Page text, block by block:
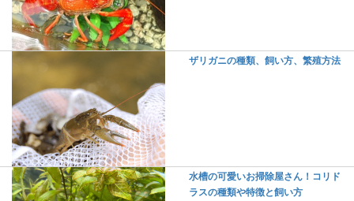
ザリガニの種類、飼い方、繁殖方法
水槽の可愛いお掃除屋さん！コリド
ラスの種類や特徴と飼い方